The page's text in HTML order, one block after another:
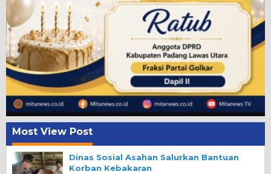
Most View Post
Dinas Sosial Asahan Salurkan Bantuan
Korban Kebakaran